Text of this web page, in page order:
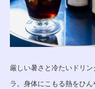
厳しい暑さと冷たいドリ
ラ。身体にこもる熱をひ